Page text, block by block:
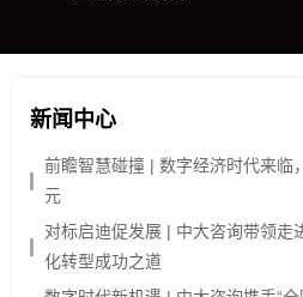
新闻中心
前瞻智慧碰撞 | 数字经济时代来临
元
对标启迪促发展 | 中大咨询带领走
化转型成功之道